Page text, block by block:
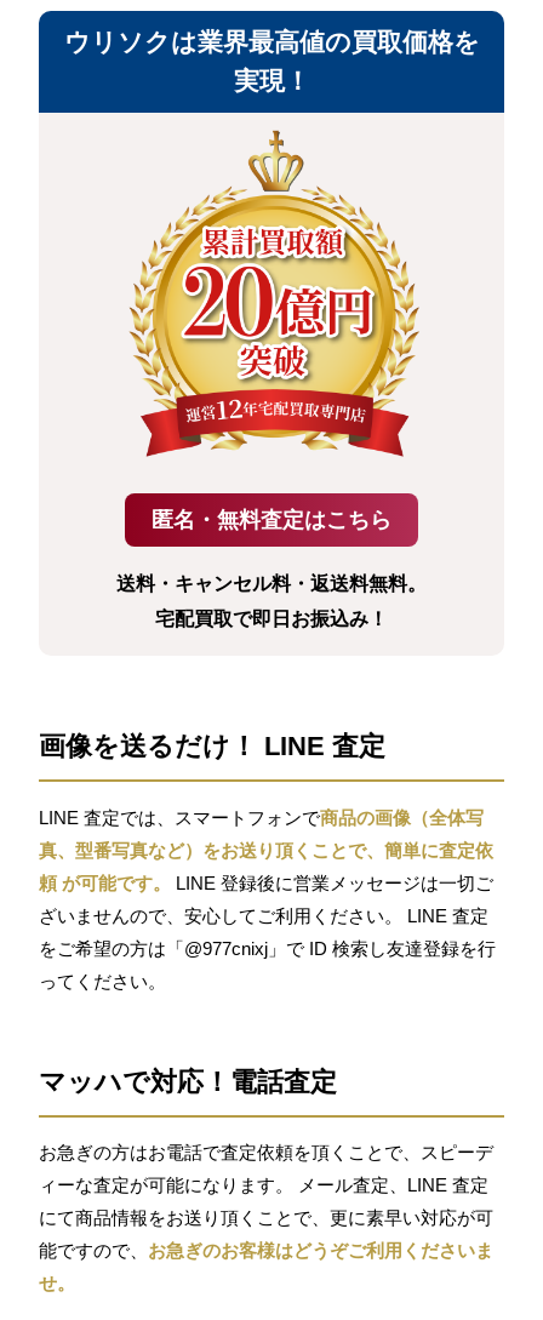
ウリソクは業界最高値の買取価格を
実現！
送料・キャンセル料・返送料無料。
宅配買取で即日お振込み！
画像を送るだけ！ LINE 査定
LINE 査定では、スマートフォンで商品の画像（全体写
真、型番写真など）をお送り頂くことで、簡単に査定依
頼 が可能です。
LINE 登録後に営業メッセージは一切ご
ざいませんので、安心してご利用ください。 LINE 査定
をご希望の方は「@977cnixj」で ID 検索し友達登録を行
ってください。
マッハで対応！電話査定
お急ぎの方はお電話で査定依頼を頂くことで、スピーデ
ィーな査定が可能になります。 メール査定、LINE 査定
にて商品情報をお送り頂くことで、更に素早い対応が可
能ですので、 お急ぎのお客様はどうぞご利用くださいま
せ。